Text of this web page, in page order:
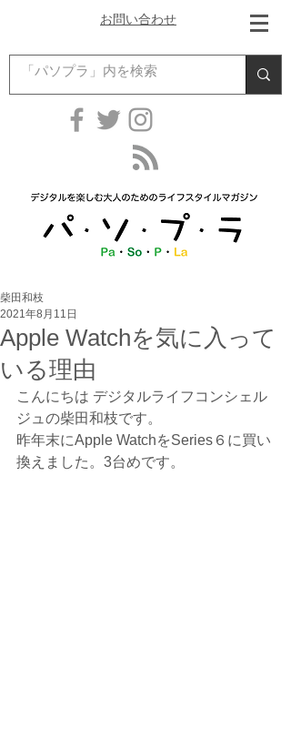
お問い合わせ
Apple Watchを気に入って
いる理由
柴田和枝
2021年8月11日
こんにちは デジタルライフコンシェル
ジュの柴田和枝です。
昨年末にApple WatchをSeries６に買い
換えました。3台めです。